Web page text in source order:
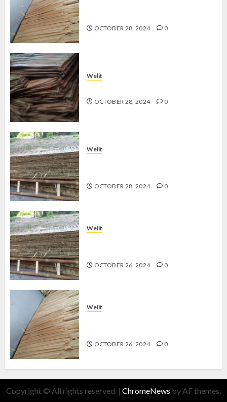
OCTOBER 28, 2024 0
Welit
OCTOBER 28, 2024 0
Welit
OCTOBER 28, 2024 0
Welit
OCTOBER 26, 2024 0
Welit
OCTOBER 26, 2024 0
Copyright © All rights reserved. | ChromeNews by AF themes.